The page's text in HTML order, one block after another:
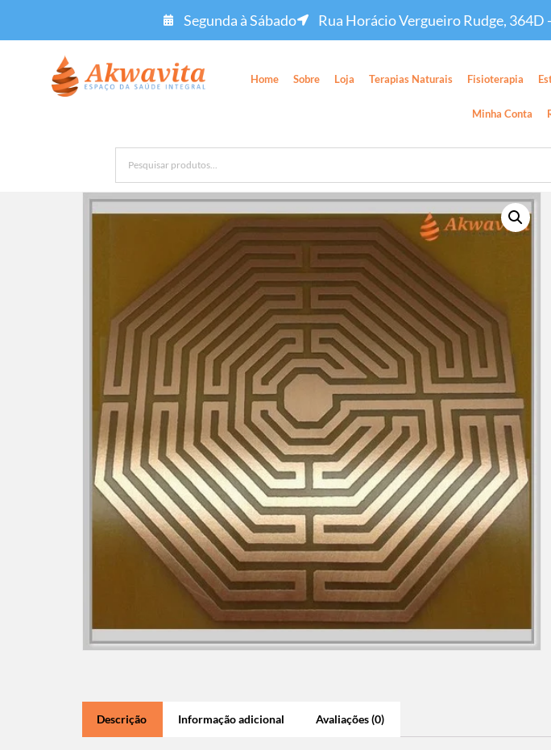
Segunda à Sábado Rua Horácio Vergueiro Rudge, 364D
Home Sobre Loja Terapias Naturais Fisioterapia
Minha Conta
Descrição Informação adicional Avaliações (0)